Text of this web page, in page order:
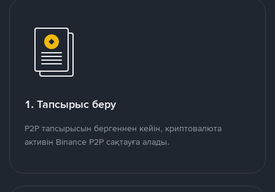
1. Тапсырыс беру
P2P тапсырысын бергеннен кейін, криптовалюта
активін Binance P2P сақтауға алады.